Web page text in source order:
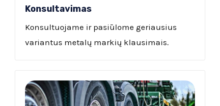
Konsultavimas
Konsultuojame ir pasiūlome geriausius
variantus metalų markių klausimais.